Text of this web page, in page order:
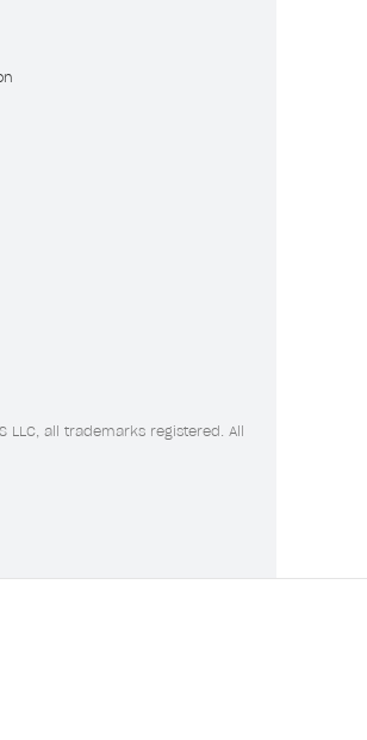
all trademarks registered. All